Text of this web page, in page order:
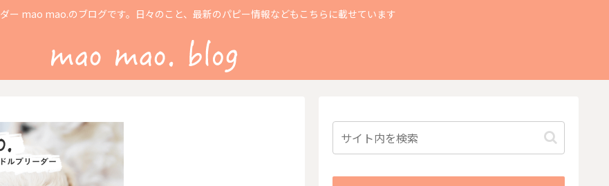
ー mao mao.のブログです。日々のこと、最新のパピー情報などもこちらに載せています